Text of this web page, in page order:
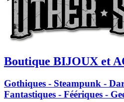
Boutique BIJOUX et
Gothiques - Steampunk -
Fantastiques - Féériques -